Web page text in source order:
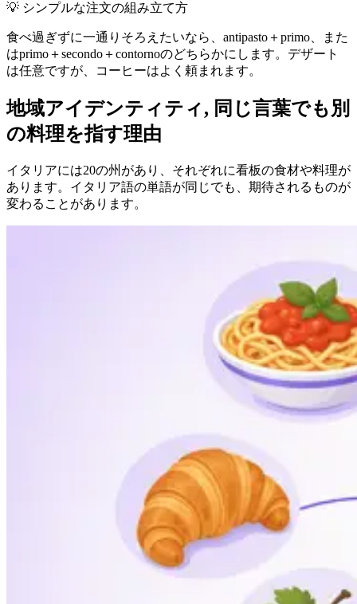
💡 シンプルな注文の組み立て方
食べ過ぎずに一通りそろえたいなら、antipasto＋primo、また
はprimo＋secondo＋contornoのどちらかにします。デザート
は任意ですが、コーヒーはよく頼まれます。
地域アイデンティティ, 同じ言葉でも別
の料理を指す理由
イタリアには20の州があり、それぞれに看板の食材や料理が
あります。イタリア語の単語が同じでも、期待されるものが
変わることがあります。